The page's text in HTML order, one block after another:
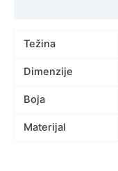
Težina
Dimenzije
Boja
Materijal